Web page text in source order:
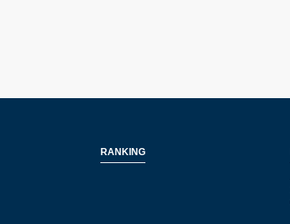
RANKING